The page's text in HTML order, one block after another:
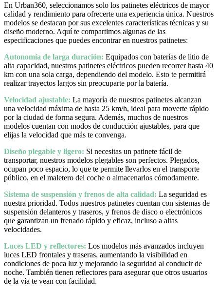
En Urban360, seleccionamos solo los patinetes eléctricos de mayor
calidad y rendimiento para ofrecerte una experiencia única. Nuestros
modelos se destacan por sus excelentes características técnicas y su
diseño moderno. Aquí te compartimos algunas de las
especificaciones que puedes encontrar en nuestros patinetes:
Autonomía de larga duración: Equipados con baterías de litio de
alta capacidad, nuestros patinetes eléctricos pueden recorrer hasta 40
km con una sola carga, dependiendo del modelo. Esto te permitirá
realizar trayectos largos sin preocuparte por la batería.
Velocidad ajustable: La mayoría de nuestros patinetes alcanzan
una velocidad máxima de hasta 25 km/h, ideal para moverte rápido
por la ciudad de forma segura. Además, muchos de nuestros
modelos cuentan con modos de conducción ajustables, para que
elijas la velocidad que más te convenga.
Diseño plegable y ligero: Si necesitas un patinete fácil de
transportar, nuestros modelos plegables son perfectos. Plegados,
ocupan poco espacio, lo que te permite llevarlos en el transporte
público, en el maletero del coche o almacenarlos cómodamente.
Sistema de suspensión y frenos de alta calidad: La seguridad es
nuestra prioridad. Todos nuestros patinetes cuentan con sistemas de
suspensión delanteros y traseros, y frenos de disco o electrónicos
que garantizan un frenado rápido y eficaz, incluso a altas
velocidades.
Luces LED y reflectores: Los modelos más avanzados incluyen
luces LED frontales y traseras, aumentando la visibilidad en
condiciones de poca luz y mejorando la seguridad al conducir de
noche. También tienen reflectores para asegurar que otros usuarios
de la vía te vean con facilidad.